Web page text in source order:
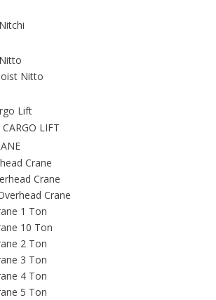
Nitto
Lift
LIFT
Crane
Crane
Crane
1 Ton
10 Ton
2 Ton
3 Ton
4 Ton
5 Ton